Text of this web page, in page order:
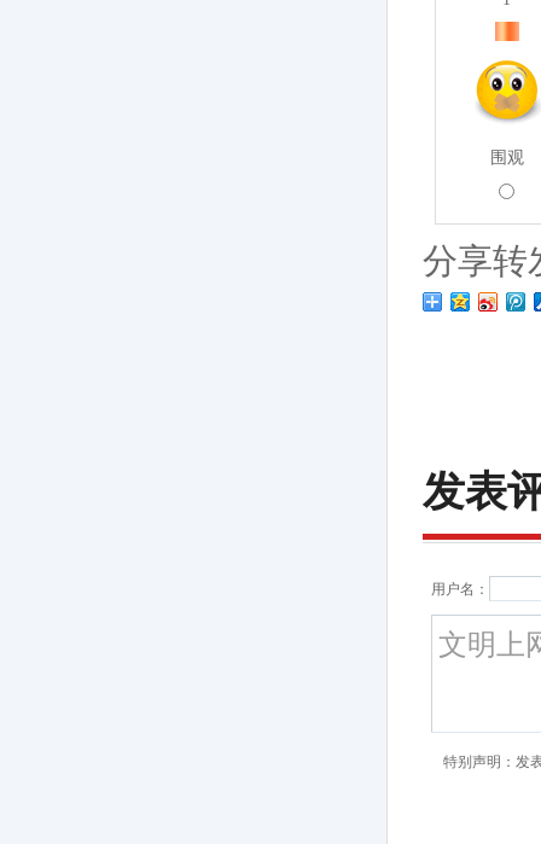
围观
分享转
发表
用户名：
特别声明：发